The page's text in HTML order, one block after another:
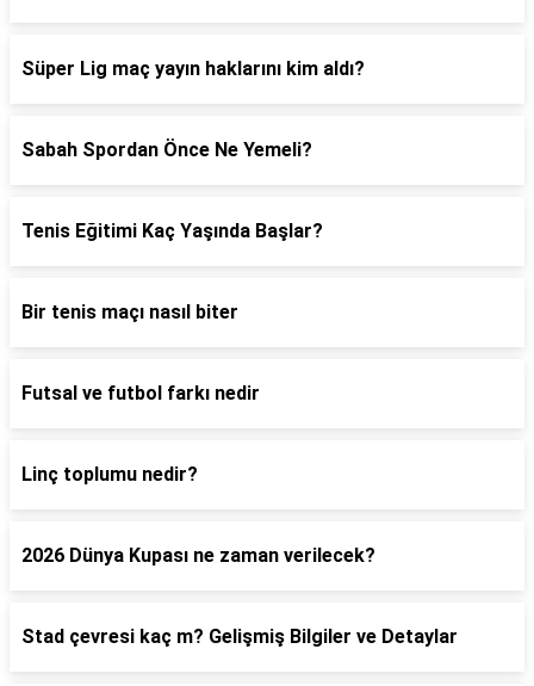
Süper Lig maç yayın haklarını kim aldı?
Sabah Spordan Önce Ne Yemeli?
Tenis Eğitimi Kaç Yaşında Başlar?
Bir tenis maçı nasıl biter
Futsal ve futbol farkı nedir
Linç toplumu nedir?
2026 Dünya Kupası ne zaman verilecek?
Stad çevresi kaç m? Gelişmiş Bilgiler ve Detaylar